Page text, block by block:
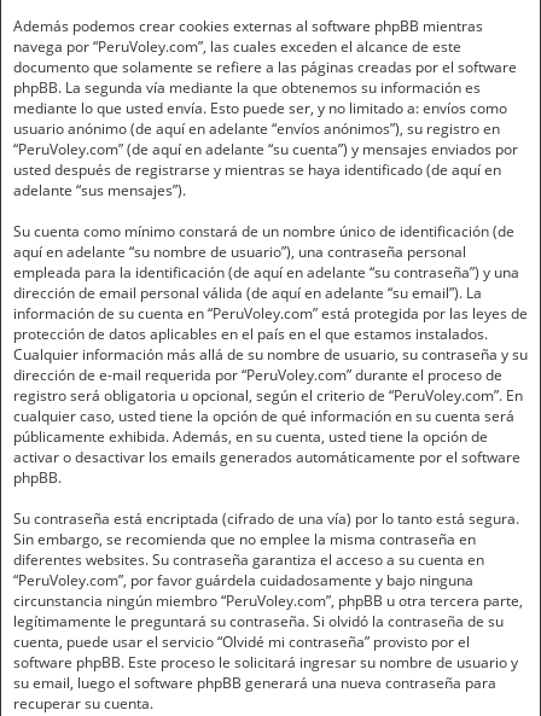
Además podemos crear cookies externas al software phpBB mientras
navega por “PeruVoley.com”, las cuales exceden el alcance de este
documento que solamente se refiere a las páginas creadas por el software
phpBB. La segunda vía mediante la que obtenemos su información es
mediante lo que usted envía. Esto puede ser, y no limitado a: envíos como
usuario anónimo (de aquí en adelante “envíos anónimos”), su registro en
“PeruVoley.com” (de aquí en adelante “su cuenta”) y mensajes enviados por
usted después de registrarse y mientras se haya identificado (de aquí en
adelante “sus mensajes”).
Su cuenta como mínimo constará de un nombre único de identificación (de
aquí en adelante “su nombre de usuario”), una contraseña personal
empleada para la identificación (de aquí en adelante “su contraseña”) y una
dirección de email personal válida (de aquí en adelante “su email”). La
información de su cuenta en “PeruVoley.com” está protegida por las leyes de
protección de datos aplicables en el país en el que estamos instalados.
Cualquier información más allá de su nombre de usuario, su contraseña y su
dirección de e-mail requerida por “PeruVoley.com” durante el proceso de
registro será obligatoria u opcional, según el criterio de “PeruVoley.com”. En
cualquier caso, usted tiene la opción de qué información en su cuenta será
públicamente exhibida. Además, en su cuenta, usted tiene la opción de
activar o desactivar los emails generados automáticamente por el software
phpBB.
Su contraseña está encriptada (cifrado de una vía) por lo tanto está segura.
Sin embargo, se recomienda que no emplee la misma contraseña en
diferentes websites. Su contraseña garantiza el acceso a su cuenta en
“PeruVoley.com”, por favor guárdela cuidadosamente y bajo ninguna
circunstancia ningún miembro “PeruVoley.com”, phpBB u otra tercera parte,
legítimamente le preguntará su contraseña. Si olvidó la contraseña de su
cuenta, puede usar el servicio “Olvidé mi contraseña” provisto por el
software phpBB. Este proceso le solicitará ingresar su nombre de usuario y
su email, luego el software phpBB generará una nueva contraseña para
recuperar su cuenta.